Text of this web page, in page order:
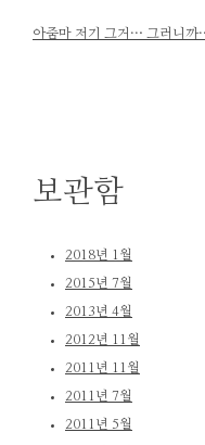
아줌마 저기 그거… 그러니까
보관함
2018년 1월
2015년 7월
2013년 4월
2012년 11월
2011년 11월
2011년 7월
2011년 5월